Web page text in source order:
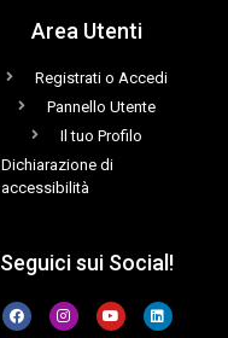
Area Utenti
Registrati o Accedi
Pannello Utente
Il tuo Profilo
Dichiarazione di
accessibilità
Seguici sui Social!